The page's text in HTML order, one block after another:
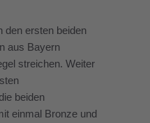
den ersten beiden
aus Bayern
streichen. Weiter
beiden
einmal Bronze und